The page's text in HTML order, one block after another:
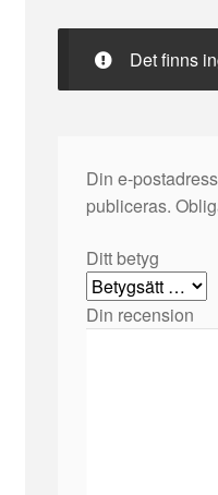
Det finns
Din e-
publiceras.
Ditt betyg
Din recension